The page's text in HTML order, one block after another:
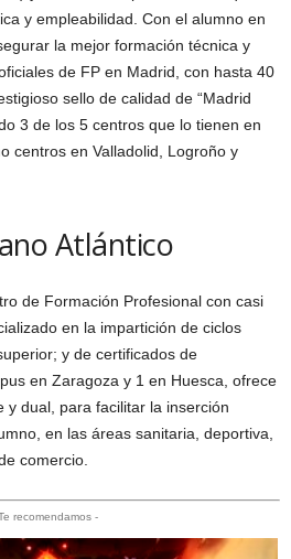
y empleabilidad. Con el alumno en
la mejor formación técnica y
de FP en Madrid, con hasta 40
sello de calidad de “Madrid
3 de los 5 centros que lo tienen en
centros en Valladolid, Logroño y
Atlántico
de Formación Profesional con casi
en la impartición de ciclos
y de certificados de
en Zaragoza y 1 en Huesca, ofrece
y dual, para facilitar la inserción
en las áreas sanitaria, deportiva,
comercio.
recomendamos -